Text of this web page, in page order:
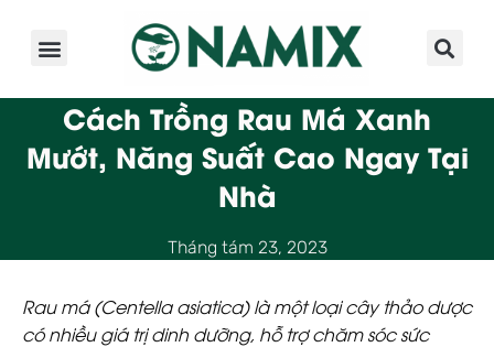
Cách Trồng Rau Má Xanh
Mướt, Năng Suất Cao Ngay Tại
Nhà
Tháng tám 23, 2023
Rau má (Centella asiatica) là một loại cây thảo dược
có nhiềugiá trị dinh dưỡng, hỗ trợ chăm sóc sức